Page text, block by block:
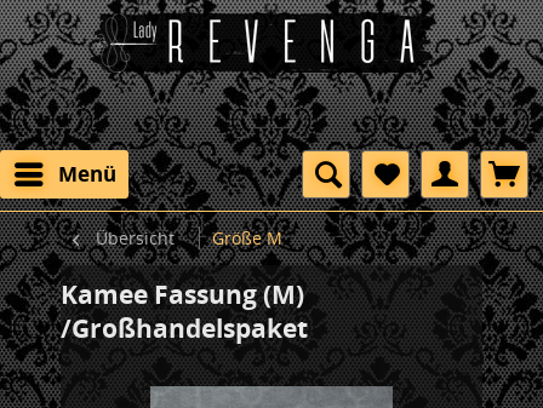
Menü
Übersicht Größe M
Kamee Fassung (M)
/Großhandelspaket